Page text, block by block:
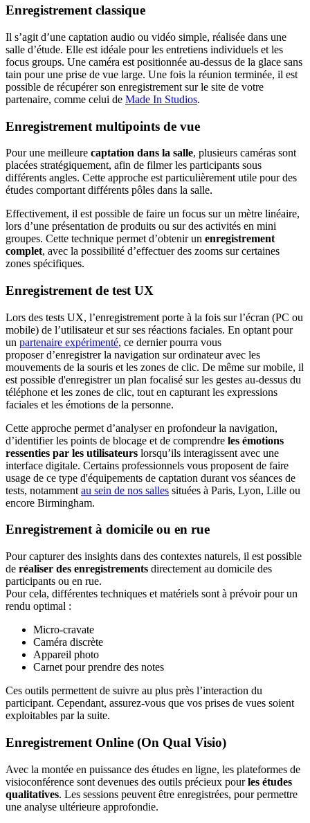
Enregistrement classique
Il s’agit d’une captation audio ou vidéo simple, réalisée dans une
salle d’étude. Elle est idéale pour les entretiens individuels et les
focus groups. Une caméra est positionnée au-dessus de la glace sans
tain pour une prise de vue large. Une fois la réunion terminée, il est
possible de récupérer son enregistrement sur le site de votre
partenaire, comme celui de Made In Studios.
Enregistrement multipoints de vue
Pour une meilleure captation dans la salle, plusieurs caméras sont
placées stratégiquement, afin de filmer les participants sous
différents angles. Cette approche est particulièrement utile pour des
études comportant différents pôles dans la salle.
Effectivement, il est possible de faire un focus sur un mètre linéaire,
lors d’une présentation de produits ou sur des activités en mini
groupes. Cette technique permet d’obtenir un enregistrement
complet, avec la possibilité d’effectuer des zooms sur certaines
zones spécifiques.
Enregistrement de test UX
Lors des tests UX, l’enregistrement porte à la fois sur l’écran (PC ou
mobile) de l’utilisateur et sur ses réactions faciales. En optant pour
un partenaire expérimenté, ce dernier pourra vous
proposer d’enregistrer la navigation sur ordinateur avec les
mouvements de la souris et les zones de clic. De même sur mobile, il
est possible d'enregistrer un plan focalisé sur les gestes au-dessus du
téléphone et les zones de clic, tout en capturant les expressions
faciales et les émotions de la personne.
Cette approche permet d’analyser en profondeur la navigation,
d’identifier les points de blocage et de comprendre les émotions
ressenties par les utilisateurs lorsqu’ils interagissent avec une
interface digitale. Certains professionnels vous proposent de faire
usage de ce type d'équipements de captation durant vos séances de
tests, notamment au sein de nos salles situées à Paris, Lyon, Lille ou
encore Birmingham.
Enregistrement à domicile ou en rue
Pour capturer des insights dans des contextes naturels, il est possible
de réaliser des enregistrements directement au domicile des
participants ou en rue.
Pour cela, différentes techniques et matériels sont à prévoir pour un
rendu optimal :
Micro-cravate
Caméra discrète
Appareil photo
Carnet pour prendre des notes
Ces outils permettent de suivre au plus près l’interaction du
participant. Cependant, assurez-vous que vos prises de vues soient
exploitables par la suite.
Enregistrement Online (On Qual Visio)
Avec la montée en puissance des études en ligne, les plateformes de
visioconférence sont devenues des outils précieux pourles études
qualitatives. Les sessions peuvent être enregistrées, pour permettre
une analyse ultérieure approfondie.